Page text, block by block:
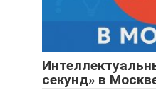
секунд» в